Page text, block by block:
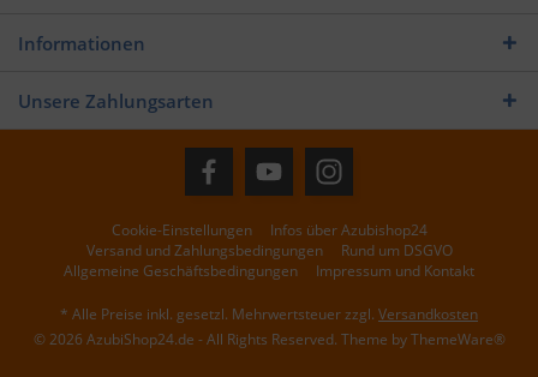
Informationen
Unsere Zahlungsarten
Cookie-Einstellungen
Infos über Azubishop24
Versand und Zahlungsbedingungen
Rund um DSGVO
Allgemeine Geschäftsbedingungen
Impressum und Kontakt
* Alle Preise inkl. gesetzl. Mehrwertsteuer zzgl. Versandkosten
© 2026 AzubiShop24.de - All Rights Reserved. Theme byThemeWare®